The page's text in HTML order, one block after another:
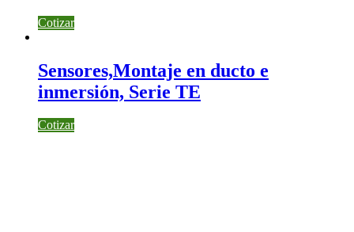
Cotizar
Sensores,Montaje en ducto e
inmersión, Serie TE
Cotizar